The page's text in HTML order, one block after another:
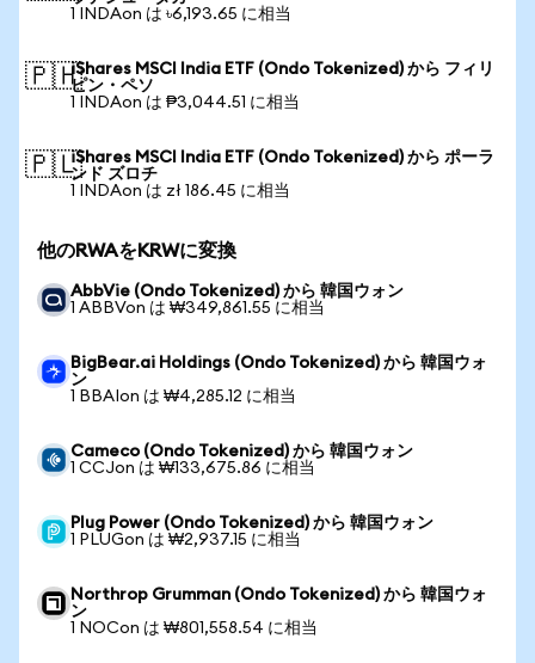
1 INDAon は ৳6,193.65 に相当
🇵🇭iShares MSCI India ETF (Ondo Tokenized) から フィリ
ピン・ペソ
1 INDAon は ₱3,044.51 に相当
🇵🇱iShares MSCI India ETF (Ondo Tokenized) から ポーラ
ンド ズロチ
1 INDAon は zł 186.45 に相当
他のRWAをKRWに変換
AbbVie (Ondo Tokenized) から 韓国ウォン
1 ABBVon は ₩349,861.55 に相当
BigBear.ai Holdings (Ondo Tokenized) から 韓国ウォ
ン
1 BBAIon は ₩4,285.12 に相当
Cameco (Ondo Tokenized) から 韓国ウォン
1 CCJon は ₩133,675.86 に相当
Plug Power (Ondo Tokenized) から 韓国ウォン
1 PLUGon は ₩2,937.15 に相当
Northrop Grumman (Ondo Tokenized) から 韓国ウォ
ン
1 NOCon は ₩801,558.54 に相当